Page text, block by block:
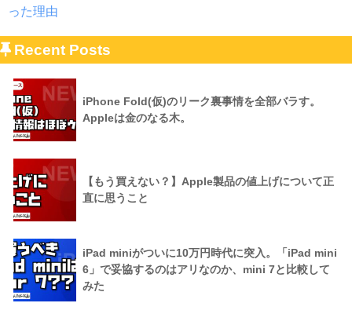
った理由
Recent Posts
iPhone Fold(仮)のリーク裏事情を全部バラす。
Appleは金のなる木。
【もう買えない？】Apple製品の値上げについて正
直に思うこと
iPad miniがついに10万円時代に突入。「iPad mini
6」で妥協するのはアリなのか、mini 7と比較して
みた